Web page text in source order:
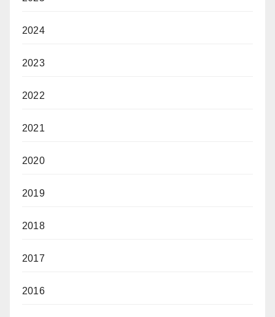
2024
2023
2022
2021
2020
2019
2018
2017
2016